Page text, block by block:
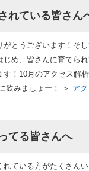
れている皆さん
とうございます！そ
め、皆さんに育てら
！10月のアクセス解
飲みましょー！ ＞ ア
てる皆さんへ
ている方がたくさん